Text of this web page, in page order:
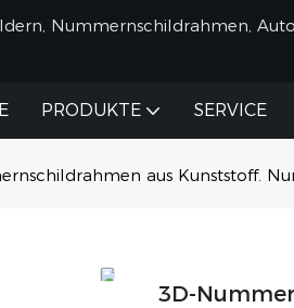
Nummernschildrahmen,
PRODUKTE SERVICE
aus Kunststoff.
3D-